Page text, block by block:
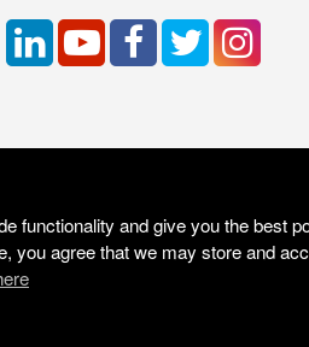
functionality and give you the best
you agree that we may store and